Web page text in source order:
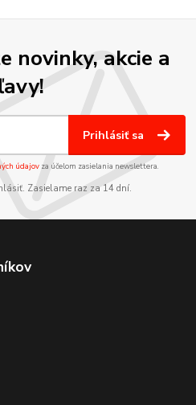
novinky, akcie a
Prihlásiť sa
údajov za účelom zasielania newslettera.
Zasielame raz za 14 dní.